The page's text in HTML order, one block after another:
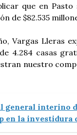
que en Pasto
de $82.535
Vargas Lleras
4.284 casas
nuestro
general interino
en la investidura